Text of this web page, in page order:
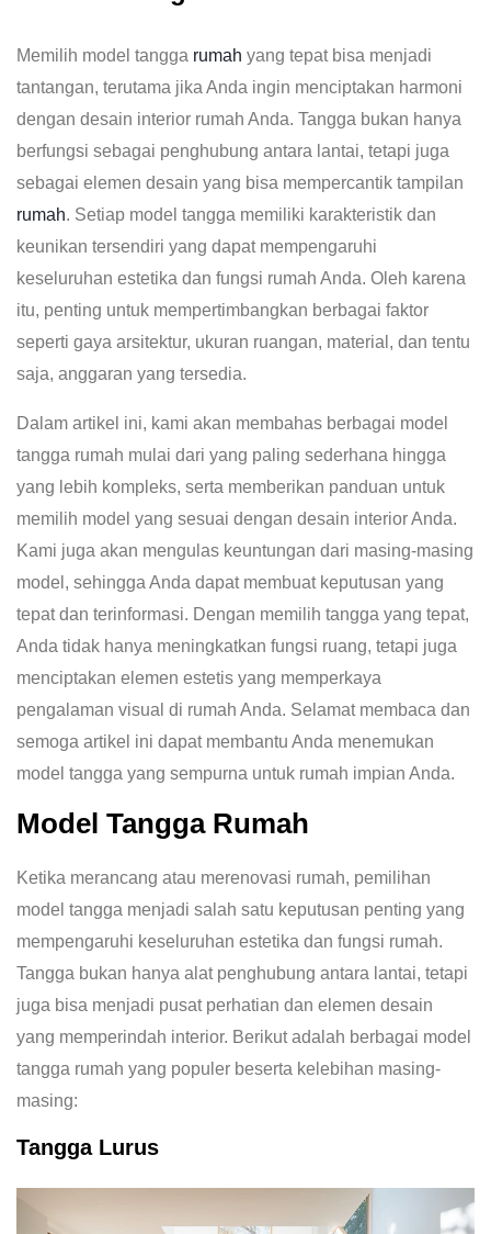
Memilih model tangga rumah yang tepat bisa menjadi
tantangan, terutama jika Anda ingin menciptakan harmoni
dengan desain interior rumah Anda. Tangga bukan hanya
berfungsi sebagai penghubung antara lantai, tetapi juga
sebagai elemen desain yang bisa mempercantik tampilan
rumah. Setiap model tangga memiliki karakteristik dan
keunikan tersendiri yang dapat mempengaruhi
keseluruhan estetika dan fungsi rumah Anda. Oleh karena
itu, penting untuk mempertimbangkan berbagai faktor
seperti gaya arsitektur, ukuran ruangan, material, dan tentu
saja, anggaran yang tersedia.
Dalam artikel ini, kami akan membahas berbagai model
tangga rumah mulai dari yang paling sederhana hingga
yang lebih kompleks, serta memberikan panduan untuk
memilih model yang sesuai dengan desain interior Anda.
Kami juga akan mengulas keuntungan dari masing-masing
model, sehingga Anda dapat membuat keputusan yang
tepat dan terinformasi. Dengan memilih tangga yang tepat,
Anda tidak hanya meningkatkan fungsi ruang, tetapi juga
menciptakan elemen estetis yang memperkaya
pengalaman visual di rumah Anda. Selamat membaca dan
semoga artikel ini dapat membantu Anda menemukan
model tangga yang sempurna untuk rumah impian Anda.
Model Tangga Rumah
Ketika merancang atau merenovasi rumah, pemilihan
model tangga menjadi salah satu keputusan penting yang
mempengaruhi keseluruhan estetika dan fungsi rumah.
Tangga bukan hanya alat penghubung antara lantai, tetapi
juga bisa menjadi pusat perhatian dan elemen desain
yang memperindah interior. Berikut adalah berbagai model
tangga rumah yang populer beserta kelebihan masing-
masing:
Tangga Lurus